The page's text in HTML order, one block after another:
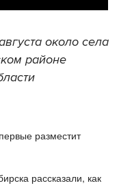
около села
районе
разместит
рассказали, как